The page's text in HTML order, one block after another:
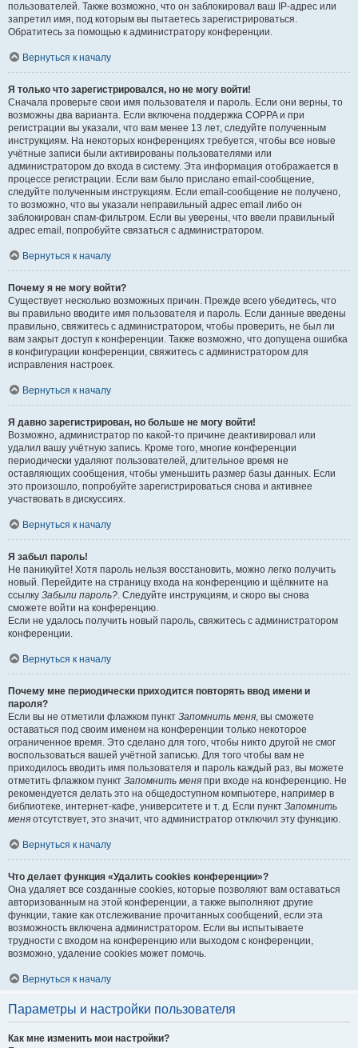
пользователей. Также возможно, что он заблокировал ваш IP-адрес или
запретил имя, под которым вы пытаетесь зарегистрироваться.
Обратитесь за помощью к администратору конференции.
Вернуться к началу
Я только что зарегистрировался, но не могу войти!
Сначала проверьте свои имя пользователя и пароль. Если они верны, то
возможны два варианта. Если включена поддержка COPPA и при
регистрации вы указали, что вам менее 13 лет, следуйте полученным
инструкциям. На некоторых конференциях требуется, чтобы все новые
учётные записи были активированы пользователями или
администратором до входа в систему. Эта информация отображается в
процессе регистрации. Если вам было прислано email-сообщение,
следуйте полученным инструкциям. Если email-сообщение не получено,
то возможно, что вы указали неправильный адрес email либо он
заблокирован спам-фильтром. Если вы уверены, что ввели правильный
адрес email, попробуйте связаться с администратором.
Вернуться к началу
Почему я не могу войти?
Существует несколько возможных причин. Прежде всего убедитесь, что
вы правильно вводите имя пользователя и пароль. Если данные введены
правильно, свяжитесь с администратором, чтобы проверить, не был ли
вам закрыт доступ к конференции. Также возможно, что допущена ошибка
в конфигурации конференции, свяжитесь с администратором для
исправления настроек.
Вернуться к началу
Я давно зарегистрирован, но больше не могу войти!
Возможно, администратор по какой-то причине деактивировал или
удалил вашу учётную запись. Кроме того, многие конференции
периодически удаляют пользователей, длительное время не
оставляющих сообщения, чтобы уменьшить размер базы данных. Если
это произошло, попробуйте зарегистрироваться снова и активнее
участвовать в дискуссиях.
Вернуться к началу
Я забыл пароль!
Не паникуйте! Хотя пароль нельзя восстановить, можно легко получить
новый. Перейдите на страницу входа на конференцию и щёлкните на
ссылку Забыли пароль?. Следуйте инструкциям, и скоро вы снова
сможете войти на конференцию.
Если не удалось получить новый пароль, свяжитесь с администратором
конференции.
Вернуться к началу
Почему мне периодически приходится повторять ввод имени и
пароля?
Если вы не отметили флажком пункт Запомнить меня, вы сможете
оставаться под своим именем на конференции только некоторое
ограниченное время. Это сделано для того, чтобы никто другой не смог
воспользоваться вашей учётной записью. Для того чтобы вам не
приходилось вводить имя пользователя и пароль каждый раз, вы можете
отметить флажком пункт Запомнить меня при входе на конференцию. Не
рекомендуется делать это на общедоступном компьютере, например в
библиотеке, интернет-кафе, университете и т. д. Если пункт Запомнить
меня отсутствует, это значит, что администратор отключил эту функцию.
Вернуться к началу
Что делает функция «Удалить cookies конференции»?
Она удаляет все созданные cookies, которые позволяют вам оставаться
авторизованным на этой конференции, а также выполняют другие
функции, такие как отслеживание прочитанных сообщений, если эта
возможность включена администратором. Если вы испытываете
трудности с входом на конференцию или выходом с конференции,
возможно, удаление cookies может помочь.
Вернуться к началу
Параметры и настройки пользователя
Как мне изменить мои настройки?